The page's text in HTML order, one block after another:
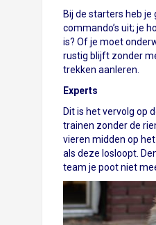
Bij de starters heb je
commando’s uit; je
is? Of je moet
rustig blijft zonder
trekken aanleren.
Experts
Dit is het vervolg op
trainen zonder de
vieren midden op
als deze losloopt.
team je poot niet